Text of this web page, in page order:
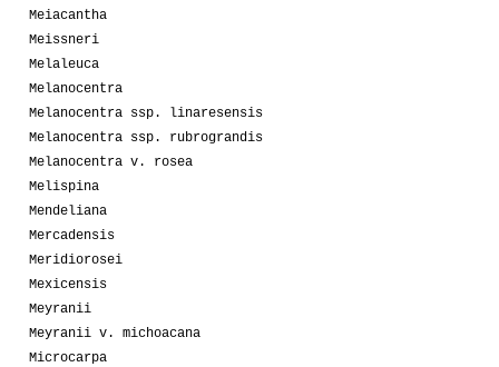
Meiacantha
Meissneri
Melaleuca
Melanocentra
Melanocentra ssp. linaresensis
Melanocentra ssp. rubrograndis
Melanocentra v. rosea
Melispina
Mendeliana
Mercadensis
Meridiorosei
Mexicensis
Meyranii
Meyranii v. michoacana
Microcarpa